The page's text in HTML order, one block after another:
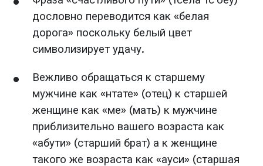
дословно переводится как «белая
дорога» поскольку белый цвет
символизирует удачу.
Вежливо обращаться к старшему
мужчине как «нтате» (отец) к старшей
женщине как «ме» (мать) к мужчине
приблизительно вашего возраста как
«абути» (старший брат) а к женщине
такого же возраста как «ауси» (старшая